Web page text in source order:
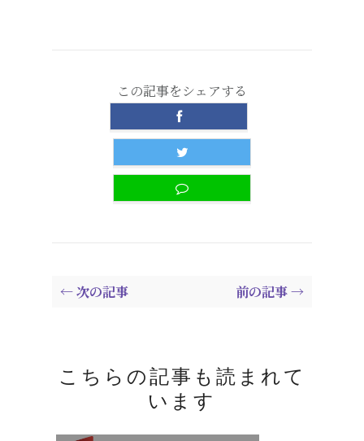
この記事をシェアする
← 次の記事 前の記事 →
こちらの記事も読まれて
います